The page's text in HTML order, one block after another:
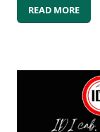
READ MORE